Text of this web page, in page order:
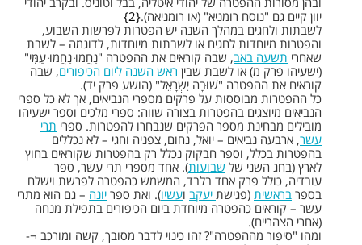
יוון קיים גם "נוסח רומניא" (או רומניאה). 2
לשבתות ולחגים במהלך השנה יש הפטרות לפרשות השבוע,
והפטרות מיוחדות לחגים או לשבתות מיוחדות, לדוגמה – לשבת
שאחרי תשעה באב, שבה קוראים את ההפטרה "נַחֲמוּ נַחֲמוּ עַמִּי"
(ישעיהו פרק מ) או לשבת שבין ראש השנה ליום הכיפורים, שבה
קוראים את ההפטרה "שׁוּבָה יִשְׂרָאֵל" (הושע פרק יד).
כל ההפטרות מבוססות על פרקים מספרי הנביאים, אך לא כל ספרי
הנביאים מיוצגים בהפטרות בצורה שווה: ספרי מלכים וספר ישעיהו
מובילים מבחינת מספר הפרקים שנבחרו להפטרות. ספרי תרי
עשר, ארבעה נביאים – יואל, נחום, צפניה וחגי – לא נכללים
בהפטרות בכלל, וספר חבקוק נכלל רק בהפטרות שקוראים בחוץ
לארץ (בחג השני של שבועות). אחד מספרי תרי עשר, ספר
עובדיה, כולל פרק אחד בלבד, המשמש כהפטרה לפרשת וישלח
בספר בראשית (פגישת יעקב ועשיו). ואת ספר יונה – גם הוא מתרי
עשר – קוראים כהפטרה מיוחדת ביום הכיפורים בתפילת מנחה
(אחרי הצהריים).
ומהו "סיפור מההפטרה"? זהו כינוי לדבר מסובך, קשה ומורכב ¬-